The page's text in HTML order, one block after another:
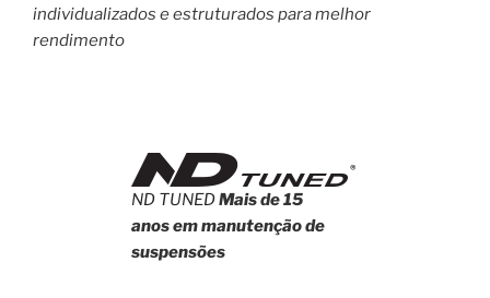
individualizados e estruturados para melhor
rendimento
ND TUNEDMais de 15
anos em manutenção de
suspensões